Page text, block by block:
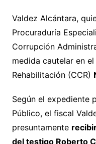
Valdez Alcántara,
Procuraduría
Corrupción
medida cautelar en
Rehabilitación (CCR)
Según el expediente
Público, el fiscal
presuntamente
del testigo Roberto